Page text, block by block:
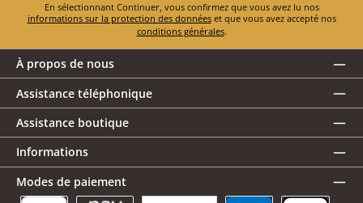
En sélectionnant Continuer, vous confirmez que vous avez lu nos
informations sur la protection des données
et que vous avez accepté nos
conditions générales.
À propos de nous
Assistance téléphonique
Assistance boutique
Informations
Modes de paiement